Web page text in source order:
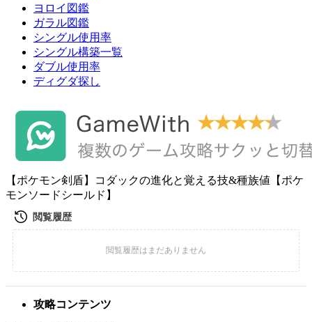
ヨロイ図鑑
ガラル図鑑
シングル使用率
シングル構築一覧
ダブル使用率
ディグダ探し
【ポケモン剣盾】コダックの進化と覚える技&種族値【ポケ
モンソードシールド】
攻略コンテンツ